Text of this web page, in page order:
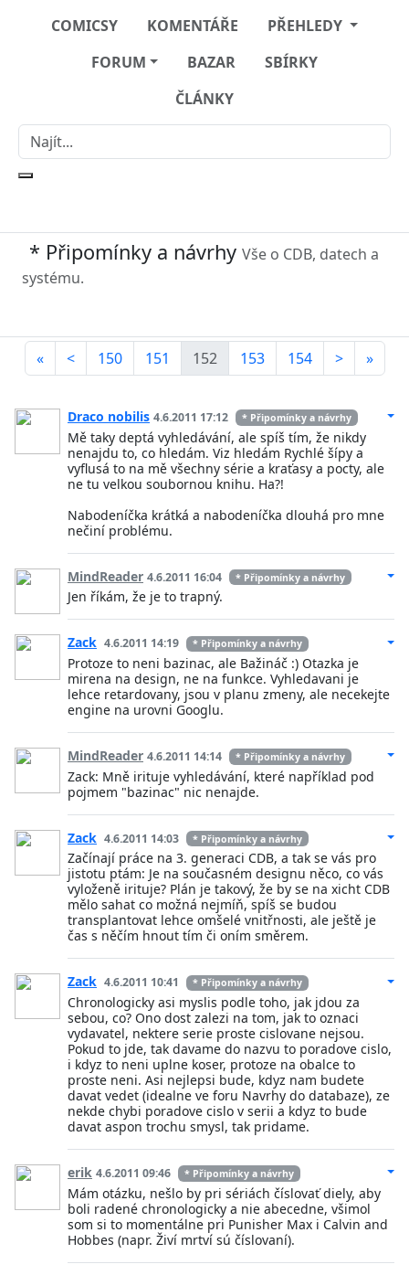
COMICSY KOMENTÁŘE
PŘEHLEDY
FORUM
BAZAR
SBÍRKY
ČLÁNKY
* Připomínky a návrhy Vše o CDB, datech a
systému.
« < 150 151 152 153 154 > »
Draco nobilis 4.6.2011 17:12 * Připomínky a návrhy
Mě taky deptá vyhledávání, ale spíš tím, že nikdy
nenajdu to, co hledám. Viz hledám Rychlé šípy a
vyflusá to na mě všechny série a kraťasy a pocty, ale
ne tu velkou soubornou knihu. Ha?!
Nabodeníčka krátká a nabodeníčka dlouhá pro mne
nečiní problému.
MindReader 4.6.2011 16:04 * Připomínky a návrhy
Jen říkám, že je to trapný.
Zack 4.6.2011 14:19 * Připomínky a návrhy
Protoze to neni bazinac, ale Bažináč :) Otazka je
mirena na design, ne na funkce. Vyhledavani je
lehce retardovany, jsou v planu zmeny, ale necekejte
engine na urovni Googlu.
MindReader 4.6.2011 14:14 * Připomínky a návrhy
Zack: Mně irituje vyhledávání, které například pod
pojmem "bazinac" nic nenajde.
Zack 4.6.2011 14:03 * Připomínky a návrhy
Začínají práce na 3. generaci CDB, a tak se vás pro
jistotu ptám: Je na současném designu něco, co vás
vyloženě irituje? Plán je takový, že by se na xicht CDB
mělo sahat co možná nejmíň, spíš se budou
transplantovat lehce omšelé vnitřnosti, ale ještě je
čas s něčím hnout tím či oním směrem.
Zack 4.6.2011 10:41 * Připomínky a návrhy
Chronologicky asi myslis podle toho, jak jdou za
sebou, co? Ono dost zalezi na tom, jak to oznaci
vydavatel, nektere serie proste cislovane nejsou.
Pokud to jde, tak davame do nazvu to poradove cislo,
i kdyz to neni uplne koser, protoze na obalce to
proste neni. Asi nejlepsi bude, kdyz nam budete
davat vedet (idealne ve foru Navrhy do databaze), ze
nekde chybi poradove cislo v serii a kdyz to bude
davat aspon trochu smysl, tak pridame.
erik 4.6.2011 09:46 * Připomínky a návrhy
Mám otázku, nešlo by pri sériách číslovať diely, aby
boli radené chronologicky a nie abecedne, všimol
som si to momentálne pri Punisher Max i Calvin and
Hobbes (napr. Živí mrtví sú číslovaní).